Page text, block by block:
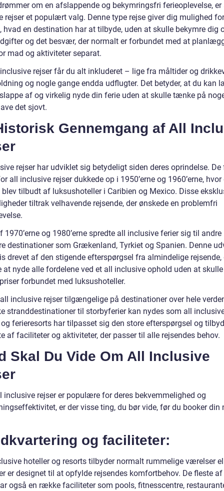
om en afslappende og bekymringsfri ferieoplevelse, er
rejser et populært valg. Denne type rejse giver dig mulighed
hvad en destination har at tilbyde, uden at skulle bekymre dig
og det besvær, der normalt er forbundet med at
mad og aktiviteter separat.
rejser får du alt inkluderet – lige fra måltider og
og nogle gange endda udflugter. Det betyder, at du kan
af og virkelig nyde din ferie uden at skulle tænke på
det sjovt.
Gennemgang af All
rejser har udviklet sig betydeligt siden deres oprindelse. De
all inclusive rejser dukkede op i 1950’erne og 1960’erne, hvor
tilbudt af luksushoteller i Caribien og Mexico. Disse
tiltrak velhavende rejsende, der ønskede en problemfri
1970’erne og 1980’erne spredte all inclusive ferier sig til andre
destinationer som Grækenland, Tyrkiet og Spanien. Denne
drevet af den stigende efterspørgsel fra almindelige rejsende,
at nyde alle fordelene ved et all inclusive ophold uden at
forbundet med luksushoteller.
inclusive rejser tilgængelige på destinationer over hele
stranddestinationer til storbyferier kan nydes som all
ferieresorts har tilpasset sig den store efterspørgsel og
af faciliteter og aktiviteter, der passer til alle rejsendes behov.
Skal Du Vide Om All Inclusive
inclusive rejser er populære for deres bekvemmelighed og
er der visse ting, du bør vide, før du booker
og faciliteter:
hoteller og resorts tilbyder normalt rummelige værelser
er designet til at opfylde rejsendes komfortbehov. De fleste
også en række faciliteter som pools, fitnesscentre,